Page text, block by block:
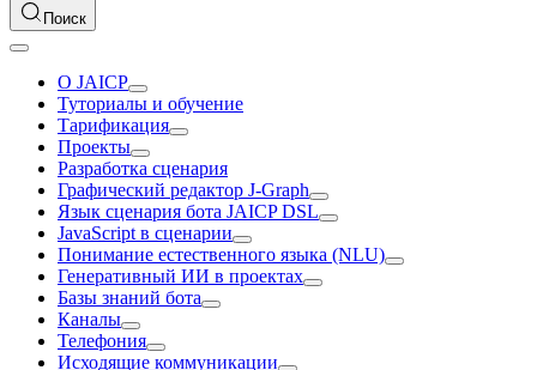
Поиск
О JAICP
Туториалы и обучение
Тарификация
Проекты
Разработка сценария
Графический редактор J‑Graph
Язык сценария бота JAICP DSL
JavaScript в сценарии
Понимание естественного языка (NLU)
Генеративный ИИ в проектах
Базы знаний бота
Каналы
Телефония
Исходящие коммуникации